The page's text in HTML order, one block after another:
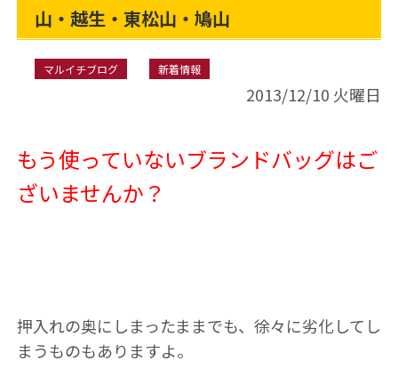
山・越生・東松山・鳩山
マルイチブログ 新着情報
2013/12/10 火曜日
もう使っていないブランドバッグはご
ざいませんか？
押入れの奥にしまったままでも、徐々に劣化してし
まうものもありますよ。